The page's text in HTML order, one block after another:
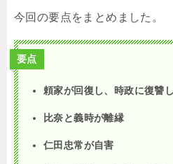
今回の要点をまとめました。
要点
頼家が回復し、時政に復讐
比奈と義時が離縁
仁田忠常が自害